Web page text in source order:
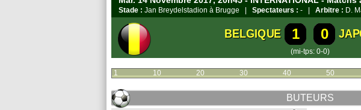
Stade : Jan Breydelstadion à Brugge | Spectateurs : - | Arbitre : D.
BELGIQUE 1 0
(mi-tps: 0-0)
1 10 20 30 40 50
BUTEURS